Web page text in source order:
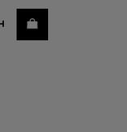
Купити